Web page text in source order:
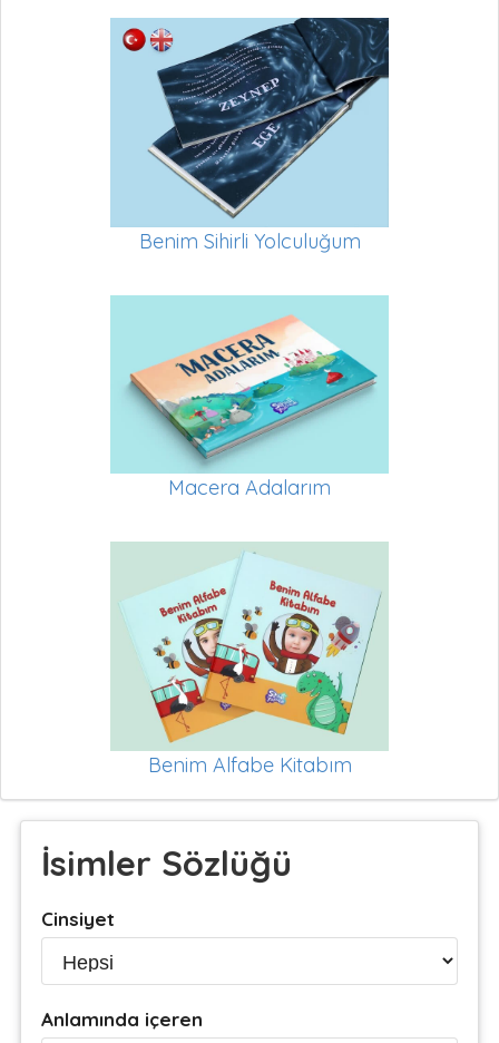
Benim Sihirli Yolculuğum
Macera Adalarım
Benim Alfabe Kitabım
İsimler Sözlüğü
Cinsiyet
Anlamında içeren